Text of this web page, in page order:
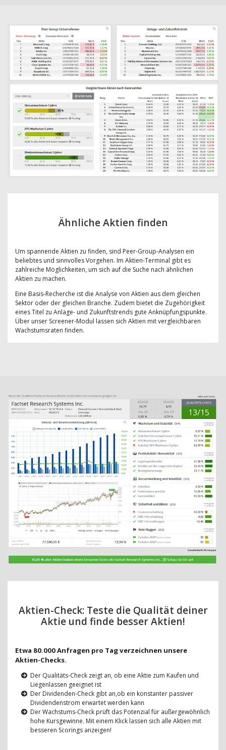
Ähnliche Aktien finden
Um spannende Aktien zu finden, sind Peer-Group-Analysen ein
beliebtes und sinnvolles Vorgehen. Im Aktien-Terminal gibt es
zahlreiche Möglichkeiten, um sich auf die Suche nach ähnlichen
Aktien zu machen.
Eine Basis-Recherche ist die Analyse von Aktien aus dem gleichen
Sektor oder der gleichen Branche. Zudem bietet die Zugehörigkeit
eines Titel zu Anlage- und Zukunftstrends gute Anknüpfungspunkte.
Über unser Screener-Modul lassen sich Aktien mit vergleichbaren
Wachstumsraten finden.
Aktien-Check: Teste die Qualität deiner
Aktie und finde besser Aktien!
Etwa 80.000 Anfragen pro Tag verzeichnen unsere
Aktien-Checks.
Der Qualitäts-Check zeigt an, ob eine Aktie zum Kaufen und
Liegenlassen geeignet ist
Der Dividenden-Check gibt an,ob ein konstanter passiver
Dividendenstrom erwartet werden kann
Der Wachstums-Check prüft das Potenzial für außergewöhnlich
hohe Kursgewinne. Mit einem Klick lassen sich alle Aktien mit
besseren Scorings anzeigen!